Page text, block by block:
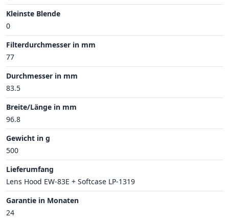
Kleinste Blende
0
Filterdurchmesser in mm
77
Durchmesser in mm
83.5
Breite/Länge in mm
96.8
Gewicht in g
500
Lieferumfang
Lens Hood EW-83E + Softcase LP-1319
Garantie in Monaten
24